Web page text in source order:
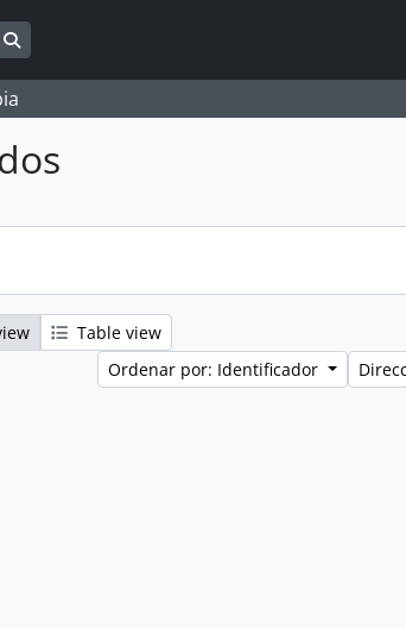
Search in browse page
Table view
Ordenar por: Identificador